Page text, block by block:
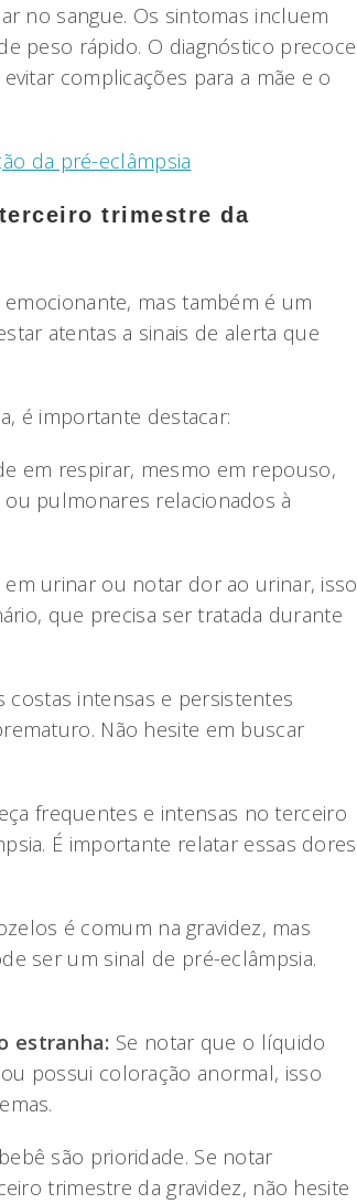
no sangue. Os sintomas incluem
peso rápido. O diagnóstico precoce
complicações para a mãe e o
da pré-eclâmpsia
trimestre da
mas também é um
atentas a sinais de alerta que
é importante destacar:
em respirar, mesmo em repouso,
pulmonares relacionados à
em urinar ou notar dor ao urinar, isso
que precisa ser tratada durante
costas intensas e persistentes
Não hesite em buscar
frequentes e intensas no terceiro
É importante relatar essas dores
é comum na gravidez, mas
ser um sinal de pré-eclâmpsia.
estranha: Se notar que o líquido
possui coloração anormal, isso
são prioridade. Se notar
trimestre da gravidez, não hesite